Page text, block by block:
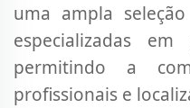
uma ampla
especializadas em
permitindo a
profissionais e